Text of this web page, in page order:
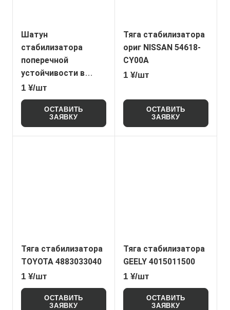
Шатун
стабилизатора
поперечной
устойчивости в
сборе HONGQI
2906115E16
1 ¥/шт
ОСТАВИТЬ
ЗАЯВКУ
Тяга стабилизатора
ориг NISSAN 54618-
CY00A
1 ¥/шт
ОСТАВИТЬ
ЗАЯВКУ
Тяга стабилизатора
TOYOTA 4883033040
1 ¥/шт
ОСТАВИТЬ
ЗАЯВКУ
Тяга стабилизатора
GEELY 4015011500
1 ¥/шт
ОСТАВИТЬ
ЗАЯВКУ